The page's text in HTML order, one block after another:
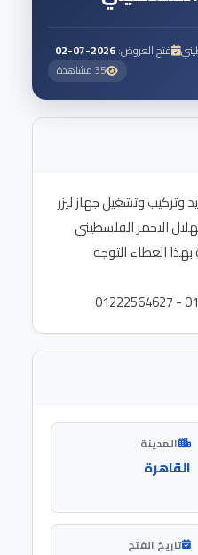
فتح العروض:2026-07-02
35 مشاهدة
وتركيب وتشغيل جهاز ليزر
الاحمر الفلسطيني
العطاء التوجه
المدينة
القاهرة
تاريخ الفتح